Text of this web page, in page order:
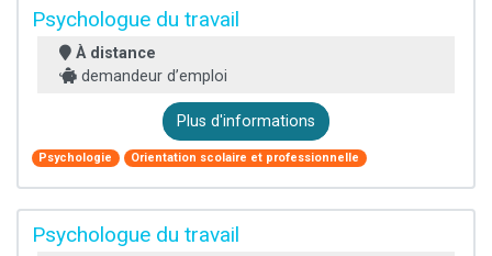
Psychologue du travail
À distance
demandeur d’emploi
Plus d'informations
Psychologie Orientation scolaire et professionnelle
Psychologue du travail